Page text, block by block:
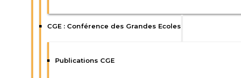
CGE : Conférence des Grandes Ecoles
Publications CGE